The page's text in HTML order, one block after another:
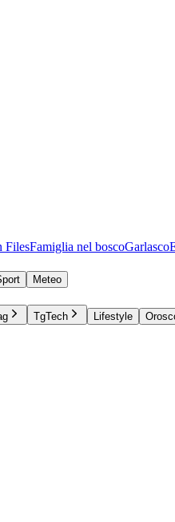
FilesFamiglia nel boscoGarlasco
Meteo
TgTech Lifestyle